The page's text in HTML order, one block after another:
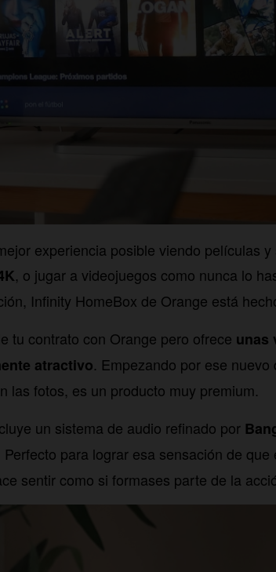
experiencia posible viendo películas
, o jugar a videojuegos como nunca lo
Infinity HomeBox de Orange está
tu contrato con Orange pero ofrece unas
atractivo. Empezando por ese
las fotos, es un producto muy premium.
un sistema de audio refinado por
Perfecto para lograr esa sensación de que
sentir como si formases parte de la